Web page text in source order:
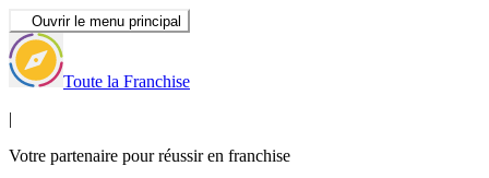
Ouvrir le menu principal
Toute la Franchise
|
Votre partenaire pour réussir en franchise